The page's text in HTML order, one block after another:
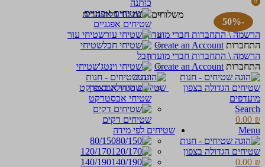
משלוחים חינם עד דלת הבית
הרשמה \ התחברות חברי מועדון
התחברות Create an Account
הרשמה \ התחברות חברי מועדון
התחברות Create an Account
מועדפים
Search
0
0.00 ₪
Menu
0
0.00 ₪
כותנה
שטיחים אפגניים
שטיחי עור
שטיחי
חבל
שטיחי
וינטג'
שטיחי אבסטרקט
שטיחים דקים
שטיחים לפי מידה
80/150
120/170
140/190
-50%